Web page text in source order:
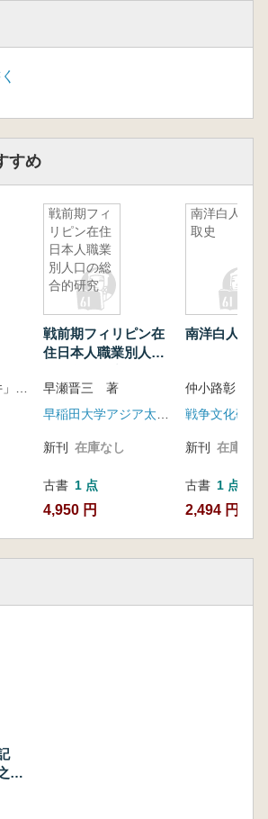
すめ
戦前期フィ
リピン在住
日本人職業
別人口の総
合的研究
戦前期フィリピン在
住日本人職業別人口
早瀬晋三 著
新刊 在庫なし
古書 1 点
4,950 円
南洋白人搾
取史
南洋白人搾
仲小路彰
戦争文化研究
新刊 在庫なし
古書 1 点
2,494 円